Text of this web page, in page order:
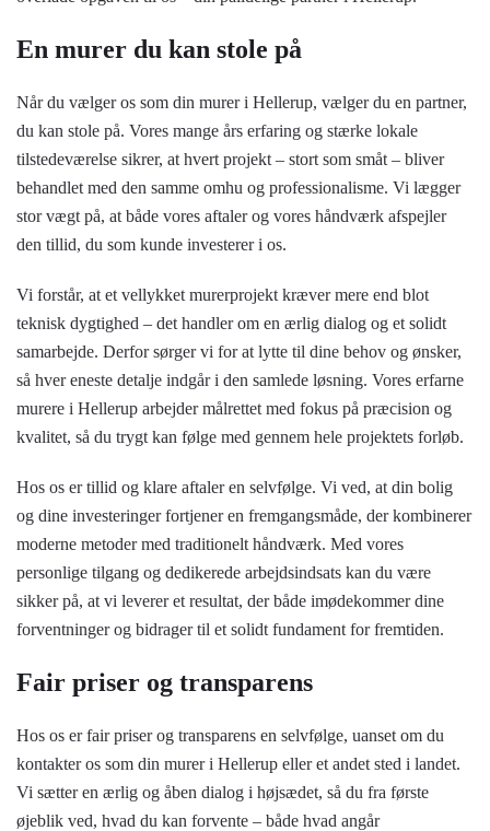
En murer du kan stole på
Når du vælger os som din murer i Hellerup, vælger du en partner,
du kan stole på. Vores mange års erfaring og stærke lokale
tilstedeværelse sikrer, at hvert projekt – stort som småt – bliver
behandlet med den samme omhu og professionalisme. Vi lægger
stor vægt på, at både vores aftaler og vores håndværk afspejler
den tillid, du som kunde investerer i os.
Vi forstår, at et vellykket murerprojekt kræver mere end blot
teknisk dygtighed – det handler om en ærlig dialog og et solidt
samarbejde. Derfor sørger vi for at lytte til dine behov og ønsker,
så hver eneste detalje indgår i den samlede løsning. Vores erfarne
murere i Hellerup arbejder målrettet med fokus på præcision og
kvalitet, så du trygt kan følge med gennem hele projektets forløb.
Hos os er tillid og klare aftaler en selvfølge. Vi ved, at din bolig
og dine investeringer fortjener en fremgangsmåde, der kombinerer
moderne metoder med traditionelt håndværk. Med vores
personlige tilgang og dedikerede arbejdsindsats kan du være
sikker på, at vi leverer et resultat, der både imødekommer dine
forventninger og bidrager til et solidt fundament for fremtiden.
Fair priser og transparens
Hos os er fair priser og transparens en selvfølge, uanset om du
kontakter os som din murer i Hellerup eller et andet sted i landet.
Vi sætter en ærlig og åben dialog i højsædet, så du fra første
øjeblik ved, hvad du kan forvente – både hvad angår